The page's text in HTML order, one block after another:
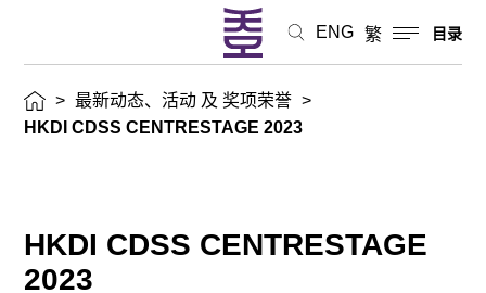
ENG 繁 目录
荣
誉
> 最新动态、活动 及 奖项荣誉 >
HKDI CDSS CENTRESTAGE 2023
HKDI CDSS CENTRESTAGE
2023